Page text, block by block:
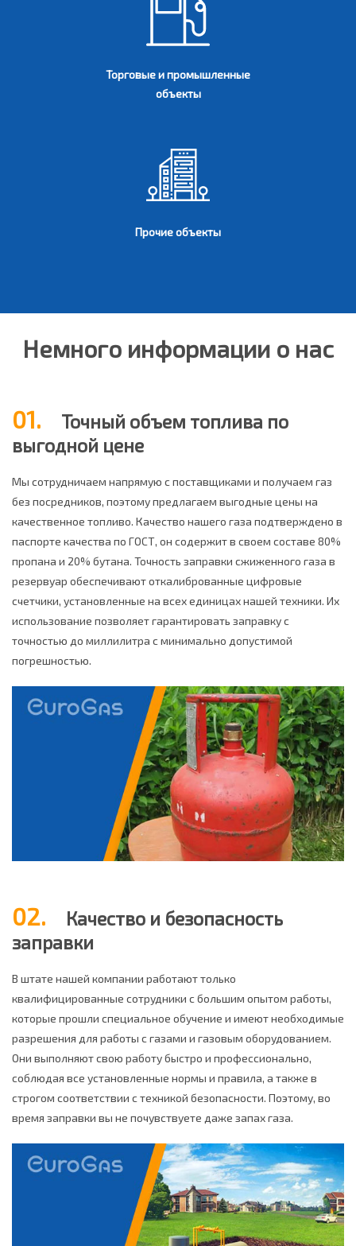
Торговые и промышленные
объекты
Прочие объекты
Немного информации о нас
01.
Точный объем топлива по
выгодной цене
Мы сотрудничаем напрямую с поставщиками и получаем газ
без посредников, поэтому предлагаем выгодные цены на
качественное топливо. Качество нашего газа подтверждено в
паспорте качества по ГОСТ, он содержит в своем составе 80%
пропана и 20% бутана. Точность заправки сжиженного газа в
резервуар обеспечивают откалиброванные цифровые
счетчики, установленные на всех единицах нашей техники. Их
использование позволяет гарантировать заправку с
точностью до миллилитра с минимально допустимой
погрешностью.
02.
Качество и безопасность
заправки
В штате нашей компании работают только
квалифицированные сотрудники с большим опытом работы,
которые прошли специальное обучение и имеют необходимые
разрешения для работы с газами и газовым оборудованием.
Они выполняют свою работу быстро и профессионально,
соблюдая все установленные нормы и правила, а также в
строгом соответствии с техникой безопасности. Поэтому, во
время заправки вы не почувствуете даже запах газа.